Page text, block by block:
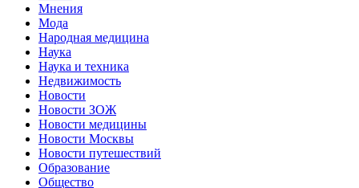
Мнения
Мода
Народная медицина
Наука
Наука и техника
Недвижимость
Новости
Новости ЗОЖ
Новости медицины
Новости Москвы
Новости путешествий
Образование
Общество